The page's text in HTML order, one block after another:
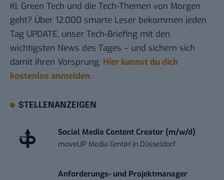
KI, Green Tech und die Tech-Themen von Morgen
geht? Über 12.000 smarte Leser bekommen jeden
Tag UPDATE, unser Tech-Briefing mit den
wichtigsten News des Tages – und sichern sich
damit ihren Vorsprung. Hier kannst du dich
kostenlos anmelden.
STELLENANZEIGEN
Social Media Content Creator (m/w/d)
moveUP Media GmbH in Düsseldorf
Anforderungs- und Projektmanager